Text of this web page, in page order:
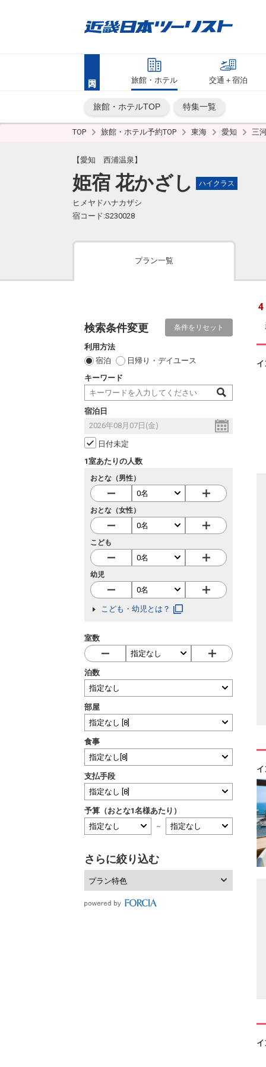
旅館・ホテル 交通＋宿泊
旅館・ホテルTOP 特集一覧
TOP 旅館・ホテル予約TOP 東海 愛知 三
【愛知 西浦温泉】
姫宿 花かざし ハイクラス
ヒメヤドハナカザシ
宿コード:S230028
プラン一覧
検索条件変更 条件をリセット
利用方法
宿泊
日帰り・デイユース
キーワード
宿泊日
日付未定
1室あたりの人数
おとな（男性）
おとな（女性）
こども
幼児
こども・幼児とは？
室数
泊数
部屋
食事
支払手段
予算（おとな1名様あたり）
～
さらに絞り込む
プラン特色
4